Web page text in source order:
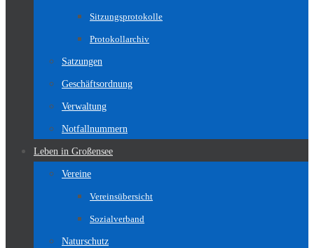
Sitzungsprotokolle
Protokollarchiv
Satzungen
Geschäftsordnung
Verwaltung
Notfallnummern
Leben in Großensee
Vereine
Vereinsübersicht
Sozialverband
Naturschutz